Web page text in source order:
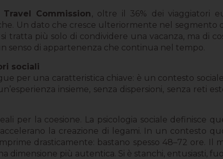
Travel Commission , oltre il 36% dei viaggiatori
Un dato che cresce ulteriormente nel segmento
tratta più solo di condividere una vacanza, ma di
senso di appartenenza che continua nel tempo.
sociali
per una caratteristica chiave: è un contesto
insieme, senza dispersioni, senza reti
per la coesione. La psicologia sociale definisce
la creazione di legami. In un contesto
drasticamente: bastano spesso 48–72 ore. Il
dimensione più autentica. Si è stanchi, entusiasti,